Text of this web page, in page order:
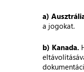
a)
a jogokat.
b) Kanada.